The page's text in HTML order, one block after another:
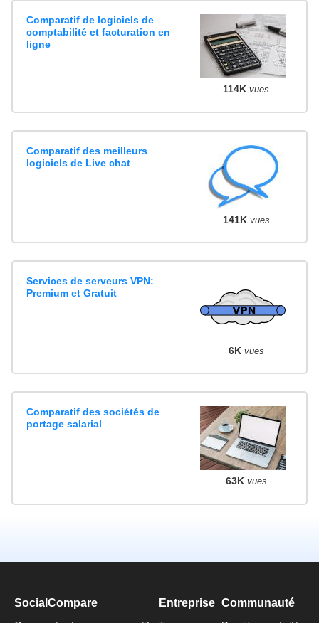
Comparatif de logiciels de
comptabilité et facturation en
ligne
114K vues
Comparatif des meilleurs
logiciels de Live chat
141K vues
Services de serveurs VPN:
Premium et Gratuit
6K vues
Comparatif des sociétés de
portage salarial
63K vues
SocialCompare Entreprise Communauté